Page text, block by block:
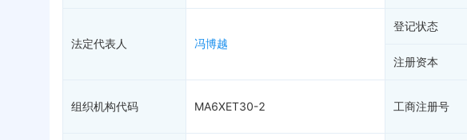
关系图谱
破产重整
清算信息
法定代表人 冯博越
登记状态
注册资本
组织机构代码 MA6XET30-2 工商注册号